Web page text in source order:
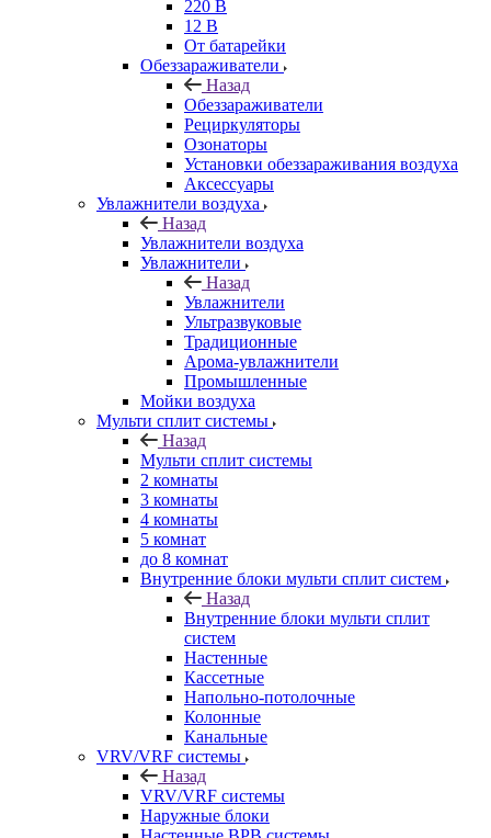
220 В
12 В
От батарейки
Обеззараживатели
Назад
Обеззараживатели
Рециркуляторы
Озонаторы
Установки обеззараживания воздуха
Аксессуары
Увлажнители воздуха
Назад
Увлажнители воздуха
Увлажнители
Назад
Увлажнители
Ультразвуковые
Традиционные
Арома-увлажнители
Промышленные
Мойки воздуха
Мульти сплит системы
Назад
Мульти сплит системы
2 комнаты
3 комнаты
4 комнаты
5 комнат
до 8 комнат
Внутренние блоки мульти сплит систем
Назад
Внутренние блоки мульти сплит
систем
Настенные
Кассетные
Напольно-потолочные
Колонные
Канальные
VRV/VRF системы
Назад
VRV/VRF системы
Наружные блоки